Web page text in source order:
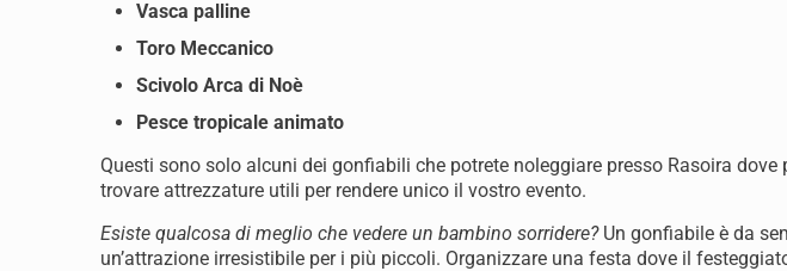
Vasca palline
Toro Meccanico
Scivolo Arca di Noè
Pesce tropicale animato
Questi sono solo alcuni dei gonfiabili che potrete noleggiare presso Rasoira dove
trovare attrezzature utili per rendere unico il vostro evento.
Esiste qualcosa di meglio che vedere un bambino sorridere?Un gonfiabile è da
un’attrazione irresistibile per i più piccoli. Organizzare una festa dove il